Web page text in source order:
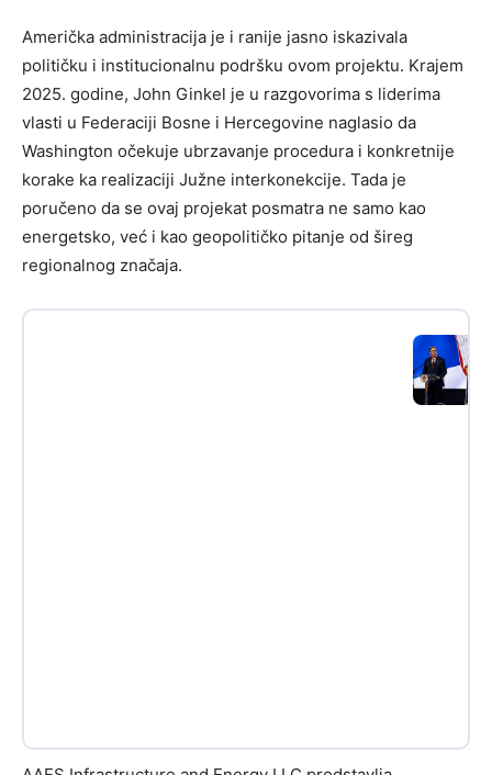
Američka administracija je i ranije jasno iskazivala
političku i institucionalnu podršku ovom projektu. Krajem
2025. godine, John Ginkel je u razgovorima s liderima
vlasti u Federaciji Bosne i Hercegovine naglasio da
Washington očekuje ubrzavanje procedura i konkretnije
korake ka realizaciji Južne interkonekcije. Tada je
poručeno da se ovaj projekat posmatra ne samo kao
energetsko, već i kao geopolitičko pitanje od šireg
regionalnog značaja.